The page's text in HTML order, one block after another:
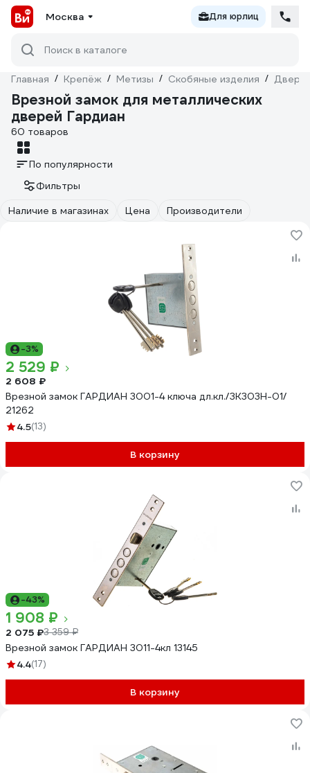
Москва Для юрлиц
Поиск в каталоге
Главная / Крепёж / Метизы / Скобяные изделия /
Врезной замок для металлических
дверей Гардиан
60 товаров
По популярности
Фильтры
Наличие в магазинах
Цена Производители
-3%
2 529 ₽
2 608 ₽
Врезной замок ГАРДИАН 3001-4 ключа дл.кл./ЗК303Н-01/
21262
4.5(13)
В корзину
-43%
1 908 ₽
2 075 ₽3 359 ₽
Врезной замок ГАРДИАН 3011-4кл 13145
4.4(17)
В корзину